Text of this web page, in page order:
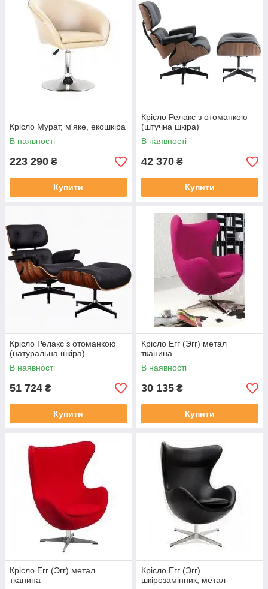
Крісло Мурат, м'яке, екошкіра
В наявності
223 290 ₴
Купити
Крісло Релакс з отоманкою
(штучна шкіра)
В наявності
42 370 ₴
Купити
Крісло Релакс з отоманкою
(натуральна шкіра)
В наявності
51 724 ₴
Купити
Крісло Егг (Эгг) метал
тканина
В наявності
30 135 ₴
Купити
Крісло Егг (Эгг) метал
тканина
Крісло Егг (Эгг)
шкірозамінник, метал